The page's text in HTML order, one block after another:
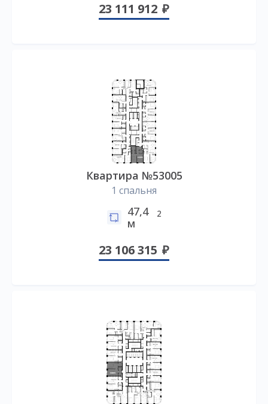
23 111 912
Квартира №53005
1 спальня
47,4
м
2
23 106 315